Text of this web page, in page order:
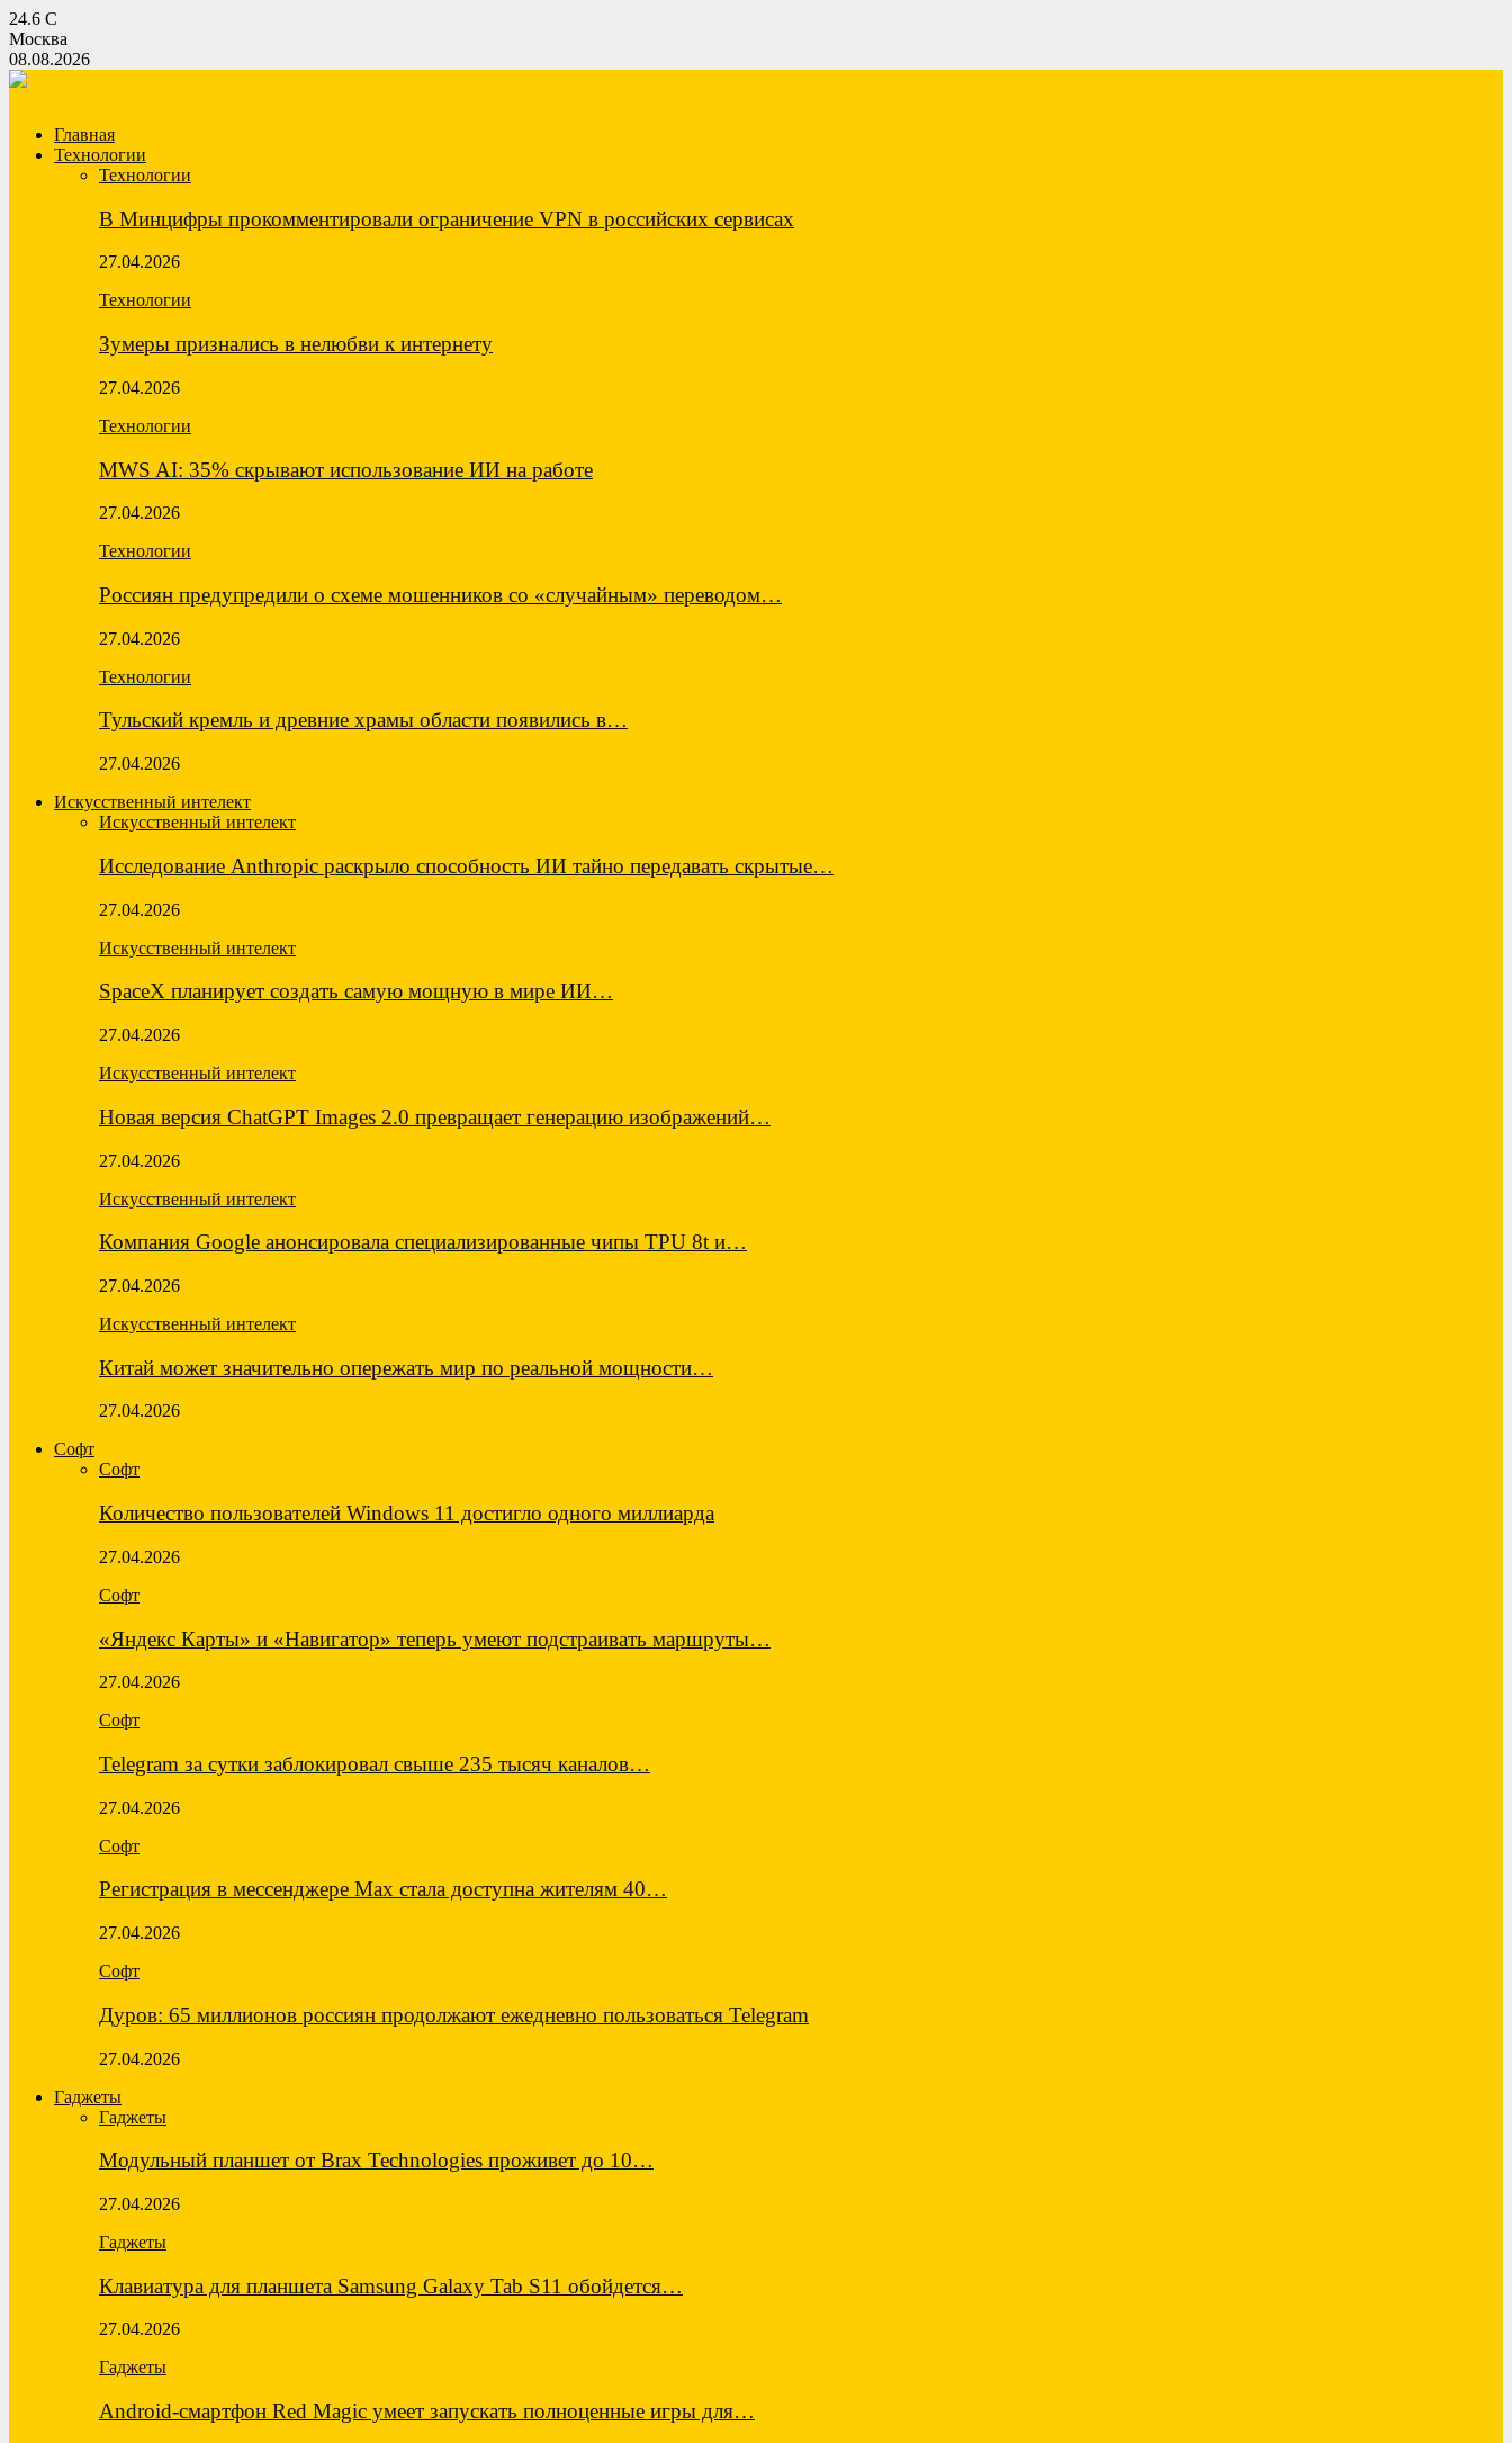
24.6 C
Москва
08.08.2026
Главная
Технологии
Технологии
В Минцифры прокомментировали ограничение VPN в российских сервисах
27.04.2026
Технологии
Зумеры признались в нелюбви к интернету
27.04.2026
Технологии
MWS AI: 35% скрывают использование ИИ на работе
27.04.2026
Технологии
Россиян предупредили о схеме мошенников со «случайным» переводом…
27.04.2026
Технологии
Тульский кремль и древние храмы области появились в…
27.04.2026
Искусственный интелект
Искусственный интелект
Исследование Anthropic раскрыло способность ИИ тайно передавать скрытые…
27.04.2026
Искусственный интелект
SpaceX планирует создать самую мощную в мире ИИ…
27.04.2026
Искусственный интелект
Новая версия ChatGPT Images 2.0 превращает генерацию изображений…
27.04.2026
Искусственный интелект
Компания Google анонсировала специализированные чипы TPU 8t и…
27.04.2026
Искусственный интелект
Китай может значительно опережать мир по реальной мощности…
27.04.2026
Софт
Софт
Количество пользователей Windows 11 достигло одного миллиарда
27.04.2026
Софт
«Яндекс Карты» и «Навигатор» теперь умеют подстраивать маршруты…
27.04.2026
Софт
Telegram за сутки заблокировал свыше 235 тысяч каналов…
27.04.2026
Софт
Регистрация в мессенджере Max стала доступна жителям 40…
27.04.2026
Софт
Дуров: 65 миллионов россиян продолжают ежедневно пользоваться Telegram
27.04.2026
Гаджеты
Гаджеты
Модульный планшет от Brax Technologies проживет до 10…
27.04.2026
Гаджеты
Клавиатура для планшета Samsung Galaxy Tab S11 обойдется…
27.04.2026
Гаджеты
Android-смартфон Red Magic умеет запускать полноценные игры для…